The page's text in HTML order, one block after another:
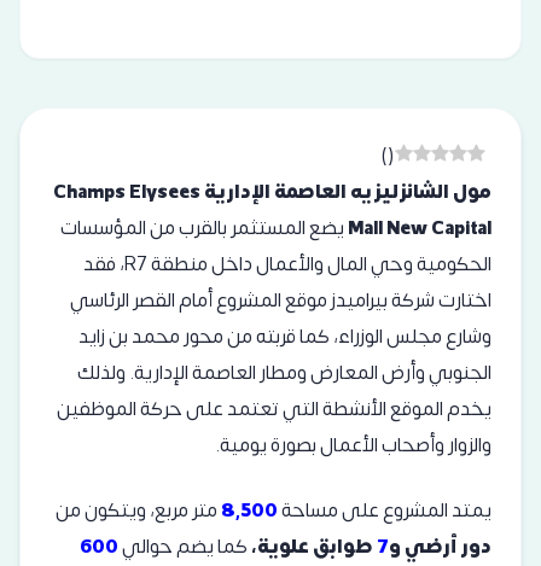
(
)
مول الشانزليزيه العاصمة الإدارية Champs Elysees
Mall New Capitalيضع المستثمر بالقرب من المؤسسات
الحكومية وحي المال والأعمال داخل منطقة R7، فقد
اختارت شركة بيراميدز موقع المشروع أمام القصر الرئاسي
وشارع مجلس الوزراء، كما قربته من محور محمد بن زايد
الجنوبي وأرض المعارض ومطار العاصمة الإدارية. ولذلك
يخدم الموقع الأنشطة التي تعتمد على حركة الموظفين
والزوار وأصحاب الأعمال بصورة يومية.
يمتد المشروع على مساحة8,500متر مربع، ويتكون من
دور أرضي و7طوابق علوية،كما يضم حوالي600